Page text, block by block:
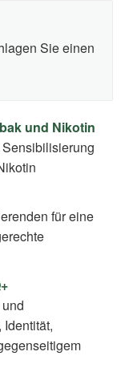
und Nikotin
für eine
Sie einen